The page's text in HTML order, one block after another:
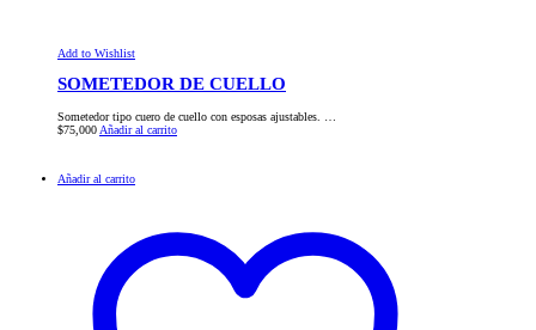
Add to Wishlist
SOMETEDOR DE CUELLO
Sometedor tipo cuero de cuello con esposas ajustables. …
$75,000 Añadir al carrito
Añadir al carrito